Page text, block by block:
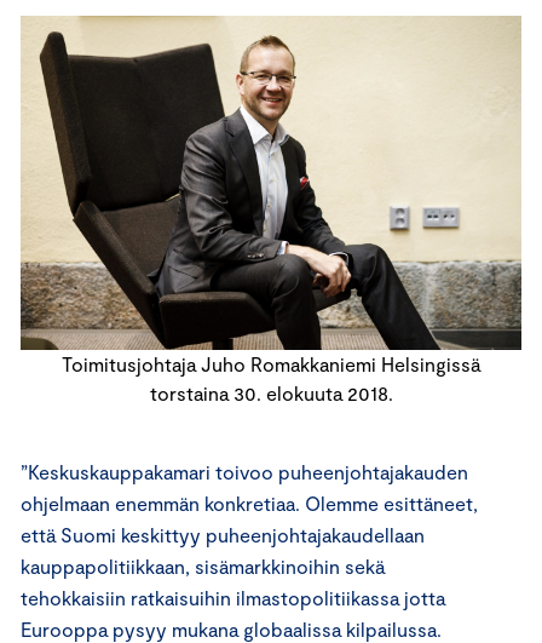
Toimitusjohtaja Juho Romakkaniemi Helsingissä
torstaina 30. elokuuta 2018.
”Keskuskauppakamari toivoo puheenjohtajakauden
ohjelmaan enemmän konkretiaa. Olemme esittäneet,
että Suomi keskittyy puheenjohtajakaudellaan
kauppapolitiikkaan, sisämarkkinoihin sekä
tehokkaisiin ratkaisuihin ilmastopolitiikassa jotta
Eurooppa pysyy mukana globaalissa kilpailussa.